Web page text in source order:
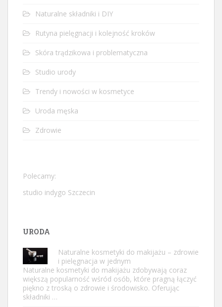
Naturalne składniki i DIY
Rutyna pielęgnacji i kolejność kroków
Skóra trądzikowa i problematyczna
Studio urody
Trendy i nowości w kosmetyce
Uroda męska
Zdrowie
Polecamy:
studio indygo Szczecin
URODA
Naturalne kosmetyki do makijażu – zdrowie
i pielęgnacja w jednym
Naturalne kosmetyki do makijażu zdobywają coraz
większą popularność wśród osób, które pragną łączyć
piękno z troską o zdrowie i środowisko. Oferując
składniki …